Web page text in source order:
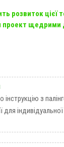
розвиток цієї
проект щедрими
з
для